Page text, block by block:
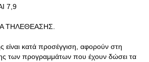
7,9
ΤΗΛΕΘΕΑΣΗΣ.
είναι κατά προσέγγιση, αφορούν στη
των προγραμμάτων που έχουν δώσει τα